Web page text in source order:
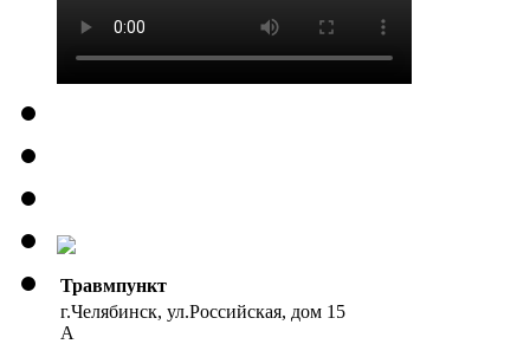
Травмпункт
г.Челябинск, ул.Российская, дом 15
А